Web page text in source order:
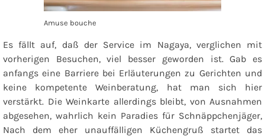
Amuse bouche
Es fällt auf, daß der Service im Nagaya, verglichen mit
vorherigen Besuchen, viel besser geworden ist. Gab es
anfangs eine Barriere bei Erläuterungen zu Gerichten und
keine kompetente Weinberatung, hat man sich hier
verstärkt. Die Weinkarte allerdings bleibt, von Ausnahmen
abgesehen, wahrlich kein Paradies für Schnäppchenjäger,
Nach dem eher unauffälligen Küchengruß startet das